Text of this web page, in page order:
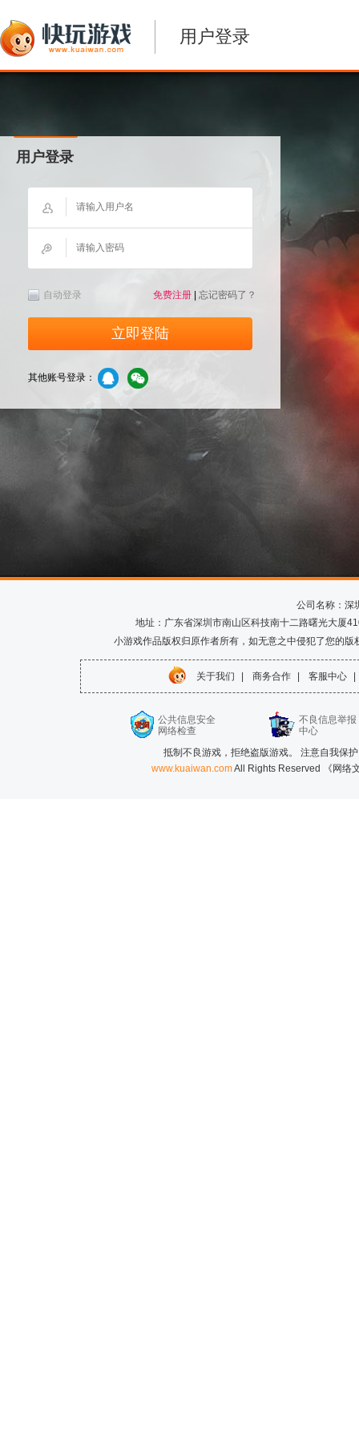
用户登录
用户登录
自动登录 免费注册 忘记密码了？
立即登陆
其他账号登录：
公司名称：深
地址：广东省深圳市南山区科技南十二路曙光大厦
小游戏作品版权归原作者所有，如无意之中侵犯了您的
关于我们 商务合作 客服中心
公共信息安全
网络检查
不良信息举报
中心
抵制不良游戏，拒绝盗版游戏。 注意自我保
www.kuaiwan.comAll Rights Reserved 《网络